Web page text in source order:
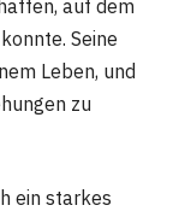
auf dem
Seine
Leben, und
zu
ein starkes